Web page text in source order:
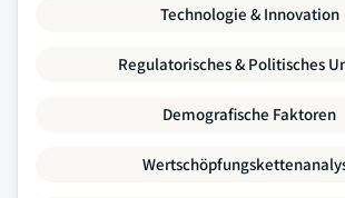
Technologie & Innovation
Regulatorisches & Politisches
Demografische Faktoren